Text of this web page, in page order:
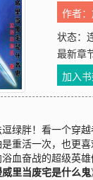
作者：
状态：
最新章
加入
绿胖！看一个穿
是重活一次，也更
血奋战的超级英
里当废宅是什么鬼